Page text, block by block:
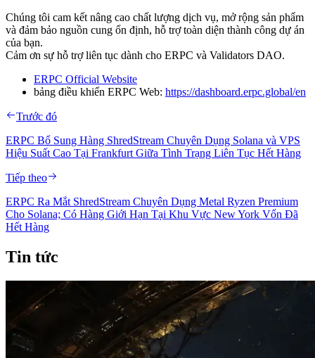
Chúng tôi cam kết nâng cao chất lượng dịch vụ, mở rộng sản phẩm
và đảm bảo nguồn cung ổn định, hỗ trợ toàn diện thành công dự án
của bạn.
Cảm ơn sự hỗ trợ liên tục dành cho ERPC và Validators DAO.
ERPC Official Website
bảng điều khiển ERPC Web: https://dashboard.erpc.global/en
Trước đó
ERPC Bổ Sung Hàng ShredStream Chuyên Dụng Solana và VPS
Hiệu Suất Cao Tại Frankfurt Giữa Tình Trạng Liên Tục Hết Hàng
Tiếp theo
ERPC Ra Mắt ShredStream Chuyên Dụng Metal Ryzen Premium
Cho Solana; Có Hàng Giới Hạn Tại Khu Vực New York Vốn Đã
Hết Hàng
Tin tức